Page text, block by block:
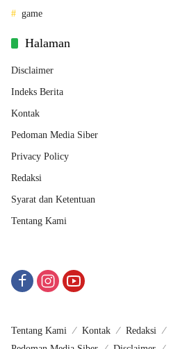
game
Halaman
Disclaimer
Indeks Berita
Kontak
Pedoman Media Siber
Privacy Policy
Redaksi
Syarat dan Ketentuan
Tentang Kami
Tentang Kami Kontak Redaksi